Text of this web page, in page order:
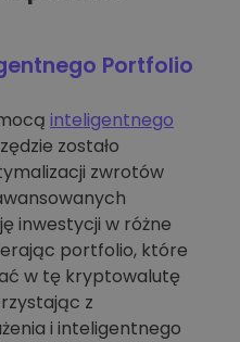
Portfolio
inteligentnego
zostało
zwrotów
inwestycji w różne
portfolio, które
w tę kryptowalutę
z
i inteligentnego